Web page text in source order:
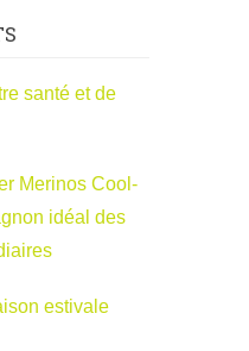
santé et de
Merinos Cool-
idéal des
estivale